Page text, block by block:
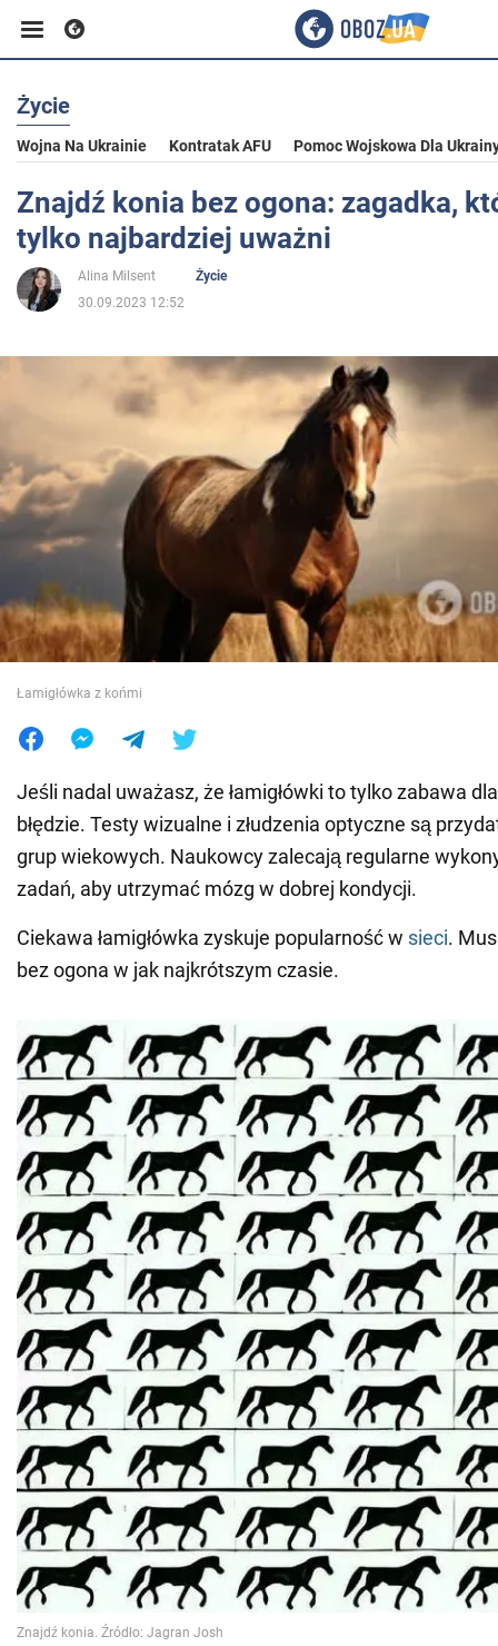
Biznes
Sport
Rozrywka
Społeczeństwo
Wojna na Ukrainie
Świat
Jedzenie
Życie
Wojna Na Ukrainie Kontratak AFU Pomoc Wojskowa Dla
Znajdź konia bez ogona: zagadka,
tylko najbardziej uważni
Alina Milsent
Życie
30.09.2023 12:52
Łamigłówka z końmi
Jeśli nadal uważasz, że łamigłówki to tylko zabawa
błędzie. Testy wizualne i złudzenia optyczne są
grup wiekowych. Naukowcy zalecają regularne
zadań, aby utrzymać mózg w dobrej kondycji.
Ciekawa łamigłówka zyskuje popularność w sieci.
bez ogona w jak najkrótszym czasie.